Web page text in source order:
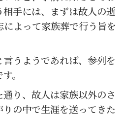
手には、まずは故人の逝
よって家族葬で行う旨を
うようであれば、参列を
。
り、故人は家族以外のさ
の中で生涯を送ってきた